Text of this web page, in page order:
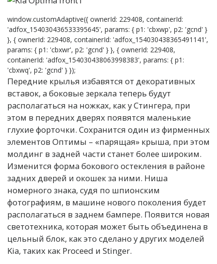
window.customAdaptive({ ownerId: 229408, containerId:
'adfox_154030436533395645', params: { p1: 'cbxwp', p2: 'gcnd' }
}, { ownerId: 229408, containerId: 'adfox_154030438365491141',
params: { p1: 'cbxwr', p2: 'gcnd' } }, { ownerId: 229408,
containerId: 'adfox_154030438063998383', params: { p1:
'cbxwq', p2: 'gcnd' } });
Передние крылья избавятся от декоративных
вставок, а боковые зеркала теперь будут
располагаться на ножках, как у Стингера, при
этом в передних дверях появятся маленькие
глухие форточки. Сохранится один из фирменных
элементов Оптимы – «парящая» крыша, при этом
молдинг в задней части станет более широким.
Изменится форма бокового остекления в районе
задних дверей и окошек за ними. Ниша
номерного знака, судя по шпионским
фотографиям, в машине нового поколения будет
располагаться в заднем бампере. Появится новая
светотехника, которая может быть объединена в
цельный блок, как это сделано у других моделей
Kia, таких как Proceed и Stinger.